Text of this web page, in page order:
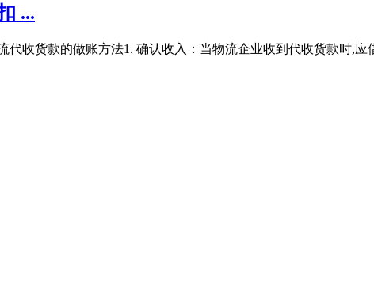
...
收货款的做账方法1. 确认收入：当物流企业收到代收货款时,